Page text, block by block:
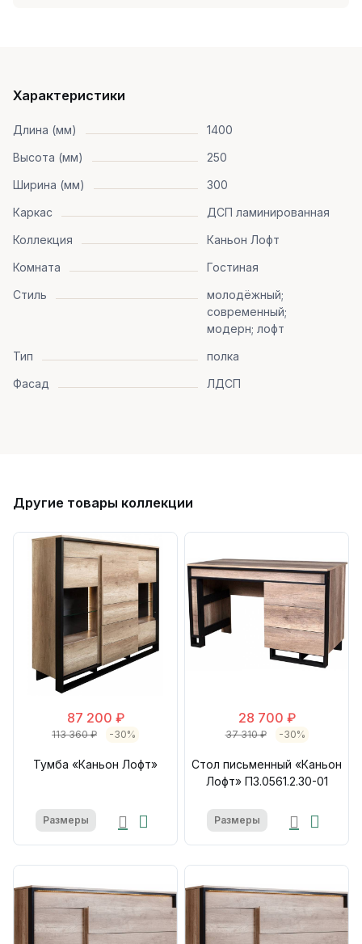
Характеристики
Длина (мм)
1400
Высота (мм)
250
Ширина (мм)
300
Каркас
ДСП ламинированная
Коллекция
Каньон Лофт
Комната
Гостиная
Стиль
молодёжный;
современный;
модерн; лофт
Тип
полка
Фасад
ЛДСП
Другие товары коллекции
87 200 ₽
113 360 ₽ -30%
Тумба «Каньон Лофт»
Размеры
28 700 ₽
37 310 ₽ -30%
Стол письменный «Каньон
Лофт» П3.0561.2.30-01
Размеры